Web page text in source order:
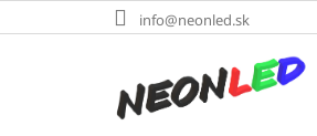
na
info@neonled.sk